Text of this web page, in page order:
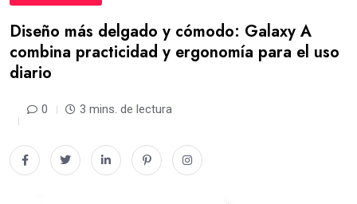
Diseño más delgado y cómodo: Galaxy A
combina practicidad y ergonomía para el uso
diario
0 3 mins. de lectura